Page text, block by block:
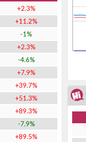
+2.3%
+11.2%
-1%
+2.3%
-4.6%
+7.9%
+39.7%
+51.3%
+89.3%
-7.9%
+89.5%